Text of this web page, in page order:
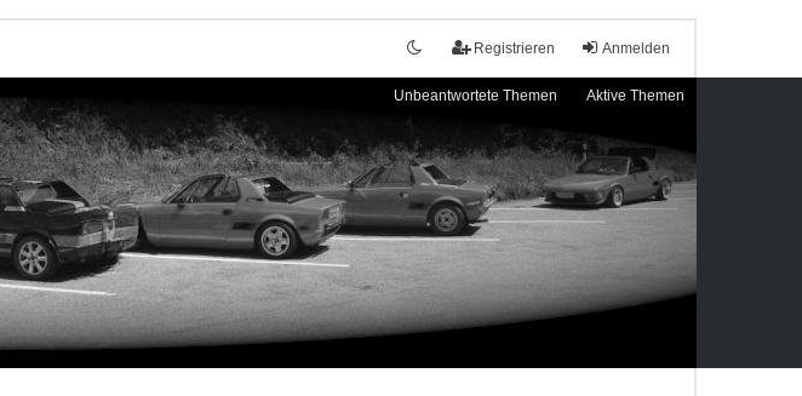
Anmelden
Registrieren
Unbeantwortete Themen Aktive Themen